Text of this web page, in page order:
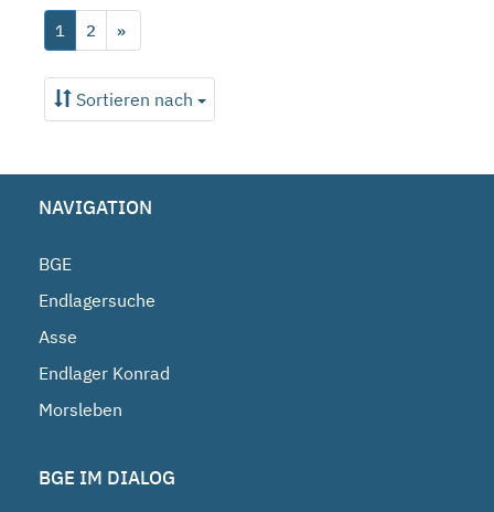
1 2 »
Sortieren nach
NAVIGATION
BGE
Endlagersuche
Asse
Endlager Konrad
Morsleben
BGE IM DIALOG